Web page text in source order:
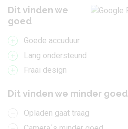
Dit vinden we
goed
Goede accuduur
Lang ondersteund
Fraai design
Dit vinden we minder goed
Opladen gaat traag